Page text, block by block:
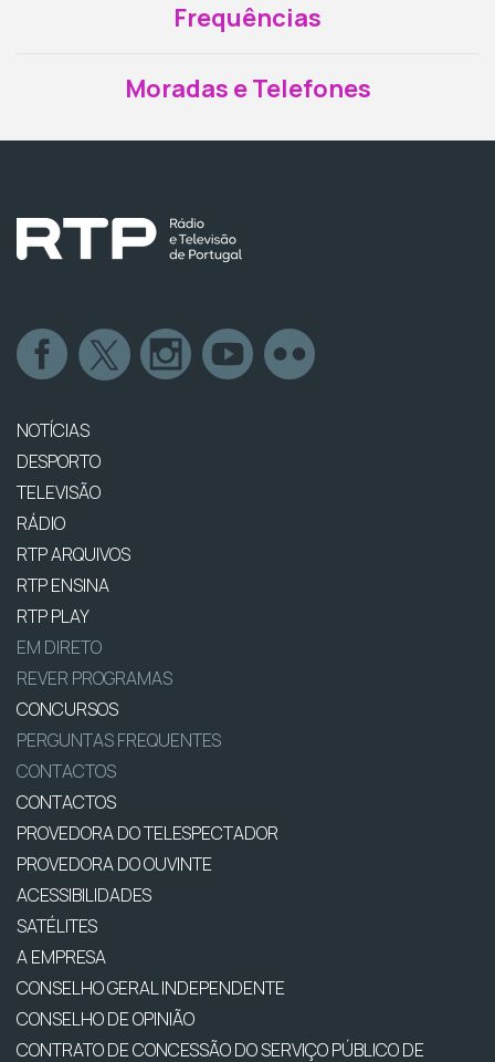
Frequências
Moradas e Telefones
NOTÍCIAS
DESPORTO
TELEVISÃO
RÁDIO
RTP ARQUIVOS
RTP ENSINA
RTP PLAY
EM DIRETO
REVER PROGRAMAS
CONCURSOS
PERGUNTAS FREQUENTES
CONTACTOS
CONTACTOS
PROVEDORA DO TELESPECTADOR
PROVEDORA DO OUVINTE
ACESSIBILIDADES
SATÉLITES
A EMPRESA
CONSELHO GERAL INDEPENDENTE
CONSELHO DE OPINIÃO
CONTRATO DE CONCESSÃO DO SERVIÇO PÚBLICO DE